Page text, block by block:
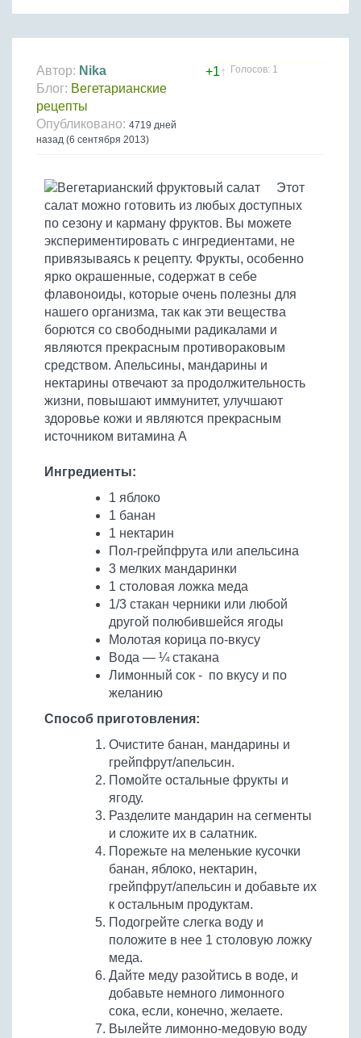
Из яиц и другие
Сладкие супы
Отварное мясо
Запеченное мясо
Тушеное мясо
Из мясного фарша
Из субпродуктов
Из мясопродуктов
Запеченная рыба
Тушеная рыба
Из рыбного фарша
Отварная птица
Запеченная птица
Тушеная птица
Из субпродуктов птицы
Овощи
Все овощи
Жареные овощи
Отварные овощи
Тушеные овощи
Выпечка
Вся выпечка
Торты и пирожные
Кексы и маффины
Печенье и булочки
Блины и оладьи
Кремы
Соусы
Все соусы
Соусы к рыбе
Соусы к овощам
Другие соусы
Напитки
Алкогольные напитки
Безалкогольные напитки
Все заготовки
Ягоды и фрукты
Овощи
Грибы
Другие заготовки
Десерты
Конфеты и сладости
Десерты
Ещё...
Молочные продукты
Пельмени, вареники
Макароны
Грибы
Бобовые
Крупы
Автор: Nika
Блог: Вегетарианские
рецепты
Опубликовано: 4719 дней
назад (6 сентября 2013)
+1↑ Голосов: 1
Этот
салат можно готовить из любых доступных
по сезону и карману фруктов. Вы можете
экспериментировать с ингредиентами, не
привязываясь к рецепту. Фрукты, особенно
ярко окрашенные, содержат в себе
флавоноиды, которые очень полезны для
нашего организма, так как эти вещества
борются со свободными радикалами и
являются прекрасным противораковым
средством. Апельсины, мандарины и
нектарины отвечают за продолжительность
жизни, повышают иммунитет, улучшают
здоровье кожи и являются прекрасным
источником витамина А
Ингредиенты:
1 яблоко
1 банан
1 нектарин
Пол-грейпфрута или апельсина
3 мелких мандаринки
1 столовая ложка меда
1/3 стакан черники или любой
другой полюбившейся ягоды
Молотая корица по-вкусу
Вода — ¼ стакана
Лимонный сок - по вкусу и по
желанию
Способ приготовления:
Очистите банан, мандарины и
грейпфрут/апельсин.
Помойте остальные фрукты и
ягоду.
Разделите мандарин на сегменты
и сложите их в салатник.
Порежьте на меленькие кусочки
банан, яблоко, нектарин,
грейпфрут/апельсин и добавьте их
к остальным продуктам.
Подогрейте слегка воду и
положите в нее 1 столовую ложку
меда.
Дайте меду разойтись в воде, и
добавьте немного лимонного
сока, если, конечно, желаете.
Вылейте лимонно-медовую воду